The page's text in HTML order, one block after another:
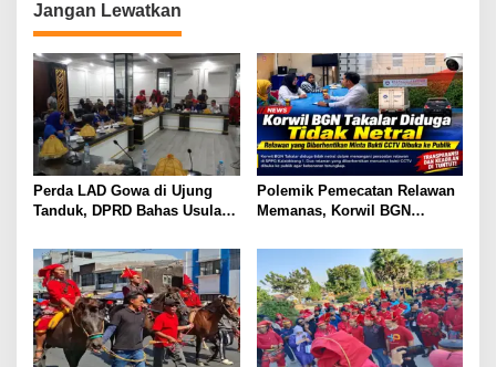
Jangan Lewatkan
Perda LAD Gowa di Ujung
Tanduk, DPRD Bahas Usulan
Polemik Pemecatan Relawan
Memanas, Korwil BGN
Rekaman CCTV